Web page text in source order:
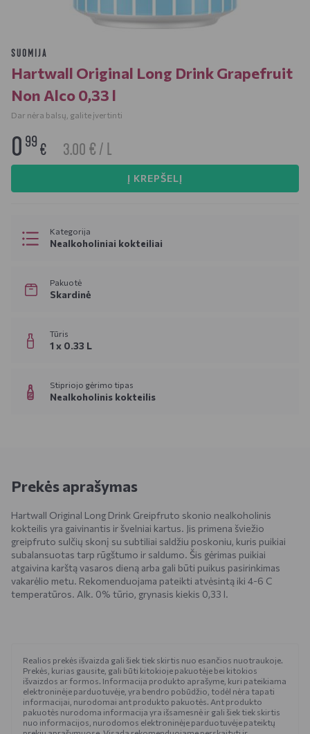
SUOMIJA
Hartwall Original Long Drink Grapefruit
Non Alco 0,33 l
Dar nėra balsų, galite įvertinti
0 99€ 3.00 € / L
Į KREPŠELĮ
Kategorija
Nealkoholiniai kokteiliai
Pakuotė
Skardinė
Tūris
1 x 0.33 L
Stipriojo gėrimo tipas
Nealkoholinis kokteilis
Prekės aprašymas
Hartwall Original Long Drink Greipfruto skonio nealkoholinis
kokteilis yra gaivinantis ir švelniai kartus. Jis primena šviežio
greipfruto sulčių skonį su subtiliai saldžiu poskoniu, kuris puikiai
subalansuotas tarp rūgštumo ir saldumo. Šis gėrimas puikiai
atgaivina karštą vasaros dieną arba gali būti puikus pasirinkimas
vakarėlio metu. Rekomenduojama pateikti atvėsintą iki 4-6 C
temperatūros. Alk. 0% tūrio, grynasis kiekis 0,33 l.
Realios prekės išvaizda gali šiek tiek skirtis nuo esančios nuotraukoje.
Prekės, kurias gausite, gali būti kitokioje pakuotėje bei kitokios
išvaizdos ar formos. Informacija produkto aprašyme, kuri pateikiama
elektroninėje parduotuvėje, yra bendro pobūdžio, todėl nėra tapati
informacijai, nurodomai ant produkto pakuotės. Ant produkto
pakuotės nurodoma informacija yra išsamesnė ir gali šiek tiek skirtis
nuo informacijos, nurodomos elektroninėje parduotuvėje pateiktų